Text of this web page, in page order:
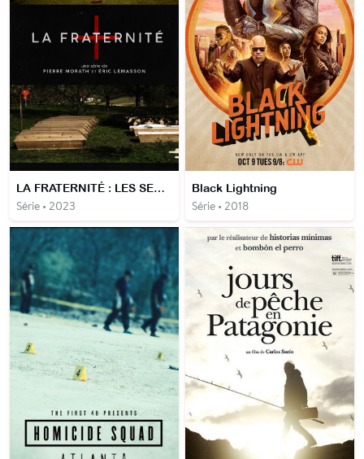
LA FRATERNITÉ : LES SECRETS DE L'ORDRE DU TEMPLE SOLAIRE
Série • 2023
Black Lightning
Série • 2018